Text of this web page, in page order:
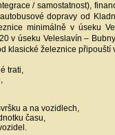
/ samostatnost),
dopravy od
minimálně v úseku
v úseku Veleslavín –
klasické železnice
trati,
a na vozidlech,
času,